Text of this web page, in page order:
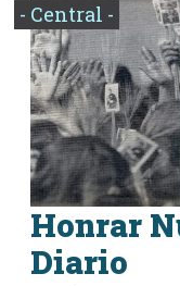
- Central -
Honrar
Diario